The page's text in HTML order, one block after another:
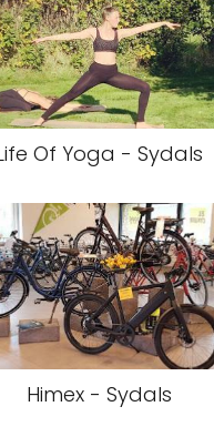
Of Yoga - Sydals
Himex - Sydals